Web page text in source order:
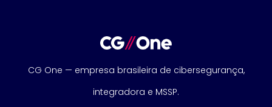
CG One — empresa brasileira de cibersegurança,
integradora e MSSP.